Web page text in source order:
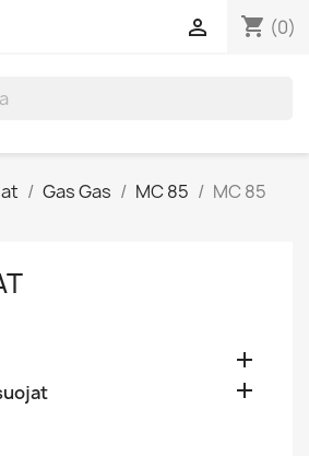
shopping_cart (0)

Gas Gas MC 85
MC 85

